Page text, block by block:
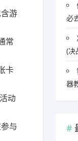
游
常
卡
动
与
必
(决
器